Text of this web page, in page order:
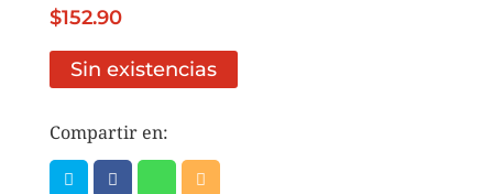
$152.90
Sin existencias
Compartir en: